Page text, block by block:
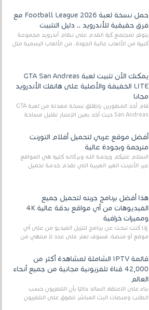
حمل نسخة لعبة Football League 2026 مع
فرق حقيقية للأندرويد .. دليل التثبيت
يتوفر لمجتمع كرة القدم على نظام أندرويد مجموعة
كبيرة من الألعاب عالية الجودة. من الألعاب الرسمية مثل
يمكنك الآن تثبيت لعبة GTA San Andreas
LITE الخفيفة والأصلية على هاتفك الأندرويد
مجانا
قام أحد المطورين بإطلاق نسخة معدلة من لعبة GTA
San Andreas حيث أخد بعين الإعتبار تقليل مساحة
أفضل موقع عربي لتحميل أفلام التورنت
مترجمة وبجودة عالية
السلام عليكم ورحمة الله وبركاته كثيرة هي المواقع
عبر الأنترنت الغير العربية التي تقدم خدمة تحميل
الأفلام على التورنت ، ومعظم هذه المواقع ل...
هذا أفضل برنامج جربته لتحميل جميع
الفيديوهات من أي مواقع بدقة عالية 4K
ومميزات خرافية
إذا كنت تبحث عن برنامج لتنزيل الفيديو من على أي
موقع أو منصة، فسوف تعثر على عدد لا منتهي من
قائمة IPTV الشاملة لمشاهدة أكثر من
42,000 قناة تلفزيونية مجانية من جميع أنحاء
العالم
بناءً على الاعتقاد السائد حاليًا بأن التلفزيون حسب
الطلب ومنصات البث المباشر تتفوق على التلفزيون
الرقمي الأرضي التقليدي، يُعدّ IPTV-org خيار...